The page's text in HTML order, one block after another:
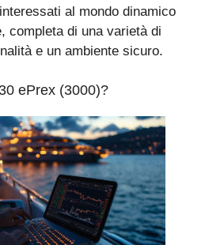
al mondo dinamico
completa di una varietà di
e un ambiente sicuro.
ePrex (3000)?